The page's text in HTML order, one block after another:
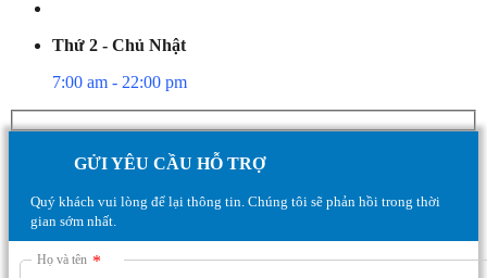
Thứ 2 - Chủ Nhật
7:00 am - 22:00 pm
GỬI YÊU CẦU HỖ TRỢ
Quý khách vui lòng để lại thông tin. Chúng tôi sẽ phản hồi trong thời
gian sớm nhất.
Họ và tên *